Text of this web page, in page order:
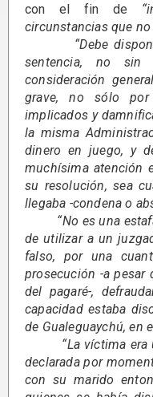
con el fin de
circunstancias que no
“Debe
sentencia, no
consideración
grave, no sólo
implicados y
la misma
dinero en juego, y
muchísima atención
su resolución, sea
llegaba -condena o
“No es una estafa
de utilizar a un
falso, por una
prosecución -a pesar
del pagaré-,
capacidad estaba
de Gualeguaychú, en
“La víctima era
declarada por
con su marido